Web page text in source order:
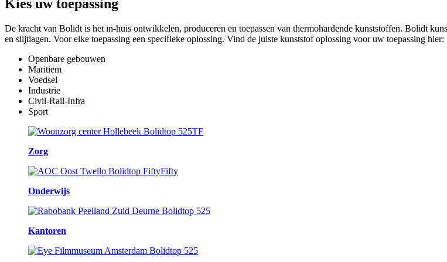
Kies uw toepassing
De kracht van Bolidt is het in-huis ontwikkelen, produceren en toepassen van thermohardende kunststoffen. Bolidt
en slijtlagen. Voor elke toepassing een specifieke oplossing. Vind de juiste kunststof oplossing voor uw toepassing hier:
Openbare gebouwen
Maritiem
Voedsel
Industrie
Civil-Rail-Infra
Sport
Zorg
Onderwijs
Kantoren